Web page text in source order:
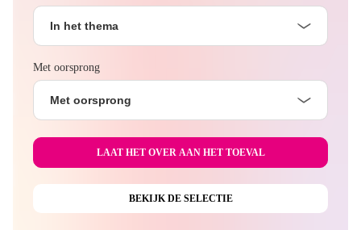
In het thema
Met oorsprong
Met oorsprong